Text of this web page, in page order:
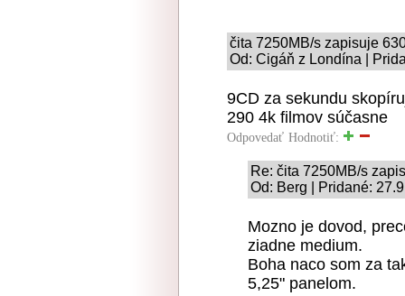
čita 7250MB/s zapisuje
Od: Cigáň z Londína |
9CD za sekundu
290 4k filmov súčasne
Odpovedať Hodnotiť:
Re: čita 7250MB/s
Od: Berg | Pridané:
Mozno je dovod,
ziadne medium.
Boha naco som za
5,25" panelom.